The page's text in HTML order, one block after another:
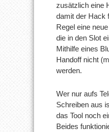
zusätzlich eine
damit der Hack
Regel eine
die in den Slot
Mithilfe eines
Handoff nicht
werden.
Wer nur aufs
Schreiben aus
das Tool noch
Beides